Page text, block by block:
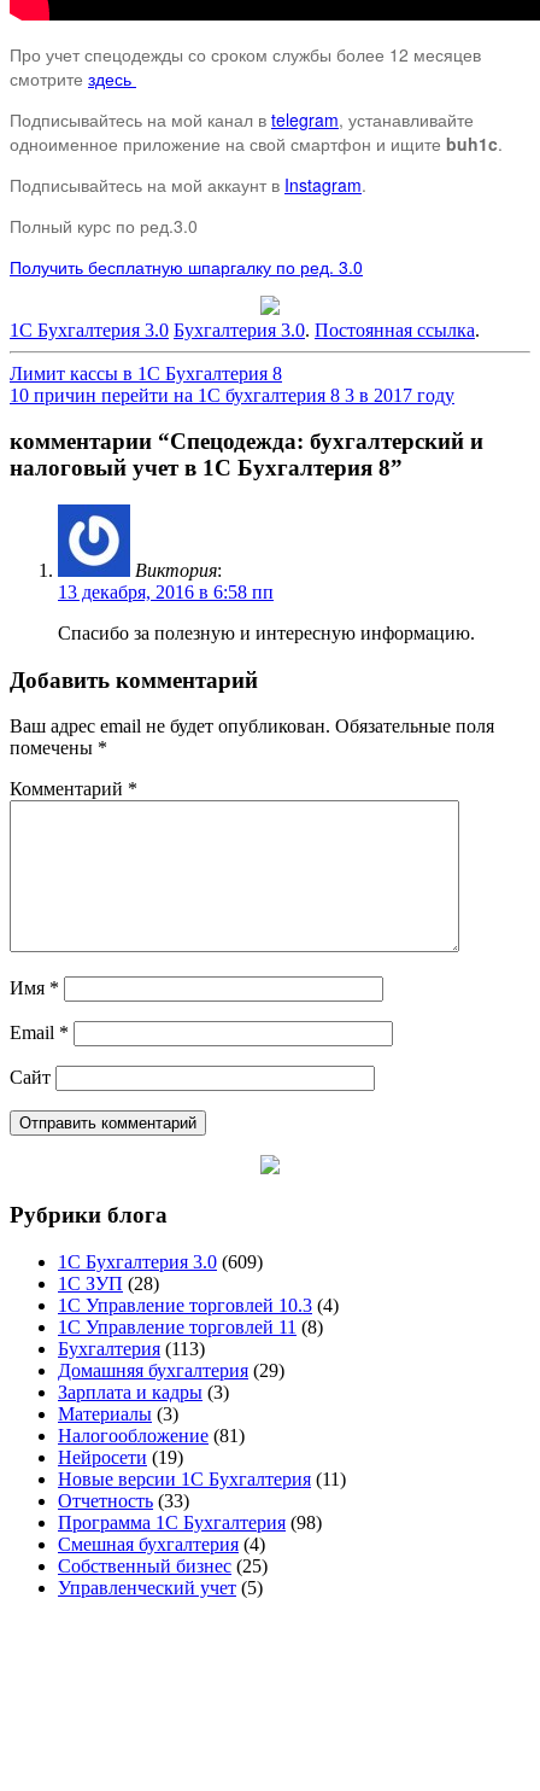
Про учет спецодежды со сроком службы более 12 месяцев
смотрите здесь
Подписывайтесь на мой канал в telegram, устанавливайте
одноименное приложение на свой смартфон и ищите buh1c.
Подписывайтесь на мой аккаунт в Instagram.
Полный курс по ред.3.0
Получить бесплатную шпаргалку по ред. 3.0
1С Бухгалтерия 3.0 Бухгалтерия 3.0. Постоянная ссылка.
Навигация
по
записям
Лимит кассы в 1С Бухгалтерия 8
10 причин перейти на 1С бухгалтерия 8 3 в 2017 году
комментарии “Спецодежда: бухгалтерский и
налоговый учет в 1С Бухгалтерия 8”
Виктория:
13 декабря, 2016 в 6:58 пп
Спасибо за полезную и интересную информацию.
Добавить комментарий
Ваш адрес email не будет опубликован. Обязательные поля
помечены *
Комментарий *
Имя *
Email *
Сайт
Рубрики блога
1С Бухгалтерия 3.0 (609)
1С ЗУП (28)
1С Управление торговлей 10.3 (4)
1С Управление торговлей 11 (8)
Бухгалтерия (113)
Домашняя бухгалтерия (29)
Зарплата и кадры (3)
Материалы (3)
Налогообложение (81)
Нейросети (19)
Новые версии 1С Бухгалтерия (11)
Отчетность (33)
Программа 1С Бухгалтерия (98)
Смешная бухгалтерия (4)
Собственный бизнес (25)
Управленческий учет (5)